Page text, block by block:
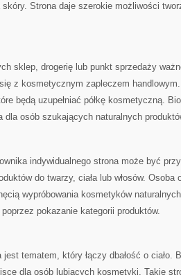
skóry. Strona daje szerokie możliwości
sklep, drogerię lub punkt sprzedaży
z kosmetycznym zapleczem
będą uzupełniać półkę kosmetyczną.
dla osób szukających naturalnych
indywidualnego strona może być
do twarzy, ciała lub włosów. Osoba
wypróbowania kosmetyków
pokazanie kategorii produktów.
jest tematem, który łączy dbałość o ciało.
dla osób lubiących kosmetyki. Takie